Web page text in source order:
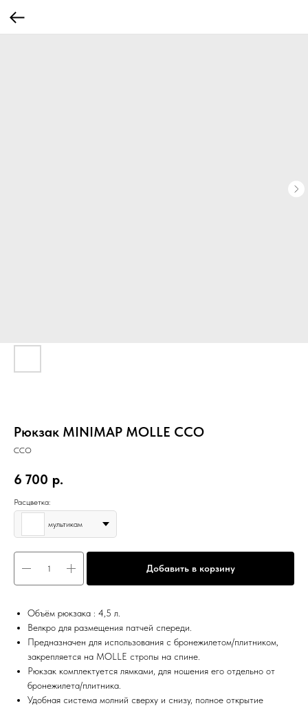
Рюкзак MINIMAP MOLLE ССО
ССО
6 700 р.
Расцветка:
мультикам
Добавить в корзину
Объём рюкзака : 4,5 л.
Велкро для размещения патчей спереди.
Предназначен для использования с бронежилетом/плитником,
закрепляется на MOLLE стропы на спине.
Рюкзак комплектуется лямками, для ношения его отдельно от
бронежилета/плитника.
Удобная система молний сверху и снизу, полное открытие